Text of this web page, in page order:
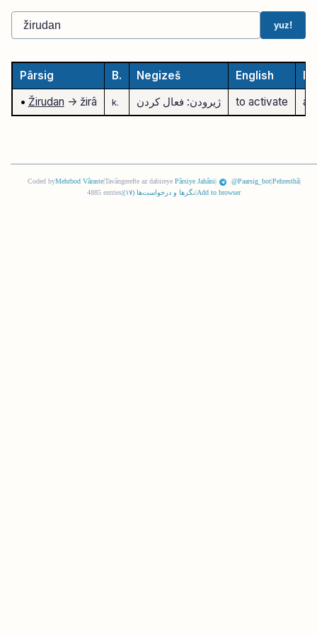
yuz!
Pârsig B. Negizeš English
• Žirudan -> žirâ k. ژیرودن: فعال کردن to activate
Coded byMehrbod Vâraste|Tavângerefte az dabireye Pârsiye Jahâni| @Paarsig_bot|Pehresthâ|
4885 entries
نگرها و درخواست‌ها (١٧) Add to browser